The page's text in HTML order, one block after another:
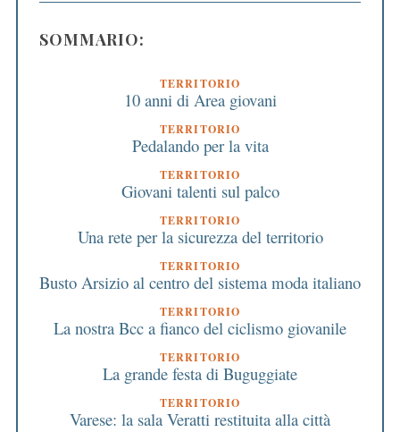
SOMMARIO:
TERRITORIO
10 anni di Area giovani
TERRITORIO
Pedalando per la vita
TERRITORIO
Giovani talenti sul palco
TERRITORIO
Una rete per la sicurezza del territorio
TERRITORIO
Busto Arsizio al centro del sistema moda italiano
TERRITORIO
La nostra Bcc a fianco del ciclismo giovanile
TERRITORIO
La grande festa di Buguggiate
TERRITORIO
Varese: la sala Veratti restituita alla città